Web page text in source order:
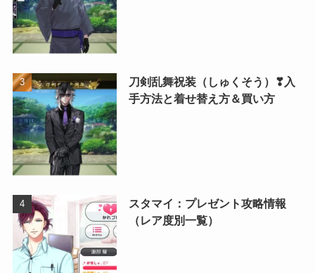
刀剣乱舞祝装（しゅくそう）❣入
手方法と着せ替え方＆買い方
スタマイ：プレゼント攻略情報
（レア度別一覧）